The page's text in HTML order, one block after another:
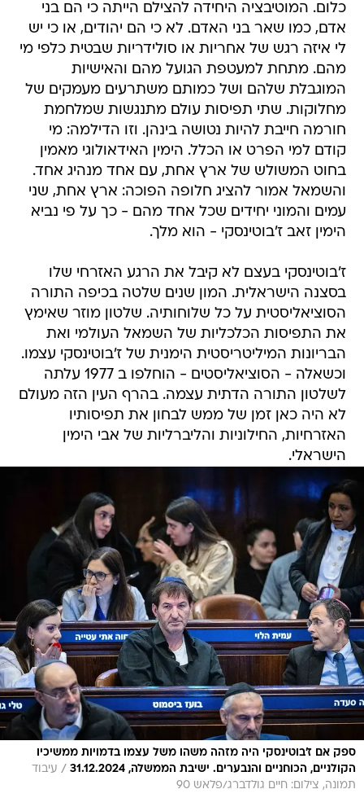
כלום. המוטיבציה היחידה להצילם הייתה כי הם בני
אדם, כמו שאר בני האדם. לא כי הם יהודים, או כי יש
לי איזה רגש של אחריות או סולידריות שבטית כלפי מי
מהם. מתחת למעטפת הגועל מהם והאישיות
המוגבלת שלהם ושל כמותם משתרעים מעמקים של
מחלוקות. שתי תפיסות עולם מתנגשות שמלחמת
חורמה חייבת להיות נטושה בינהן. וזו הדילמה: מי
קודם למי הפרט או הכלל. הימין האידאולוגי מאמין
בחוט המשולש של ארץ אחת, עם אחד מנהיג אחד.
והשמאל אמור להציג חלופה הפוכה: ארץ אחת, שני
עמים והמוני יחידים שכל אחד מהם - כך על פי נביא
הימין זאב ז'בוטינסקי - הוא מלך.
ז'בוטינסקי בעצם לא קיבל את הרגע האזרחי שלו
בסצנה הישראלית. המון שנים שלטה בכיפה התורה
הסוציאליסטית על כל שלוחותיה. שלטון מוזר שאימץ
את התפיסות הכלכליות של השמאל העולמי ואת
הבריונות המיליטריסטית הימנית של ז'בוטינסקי עצמו.
וכשאלה - הסוציאליסטים - הוחלפו ב 1977 עלתה
לשלטון התורה הדתית עצמה. בהרף העין הזה מעולם
לא היה כאן זמן של ממש לבחון את תפיסותיו
האזרחיות, החילוניות והליברליות של אבי הימין
הישראלי.
ספק אם ז'בוטינסקי היה מזהה משהו משל עצמו בדמויות ממשיכיו
הקולניים, הכוחניים והנבערים. ישיבת הממשלה, 31.12.2024
/ עיבוד
תמונה, צילום: חיים גולדברג/פלאש 90